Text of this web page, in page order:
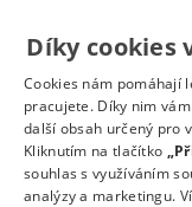
Technika a
Tvůrčí práce a design
Výroba
Vzdělávání a školství
Zdravotnictví
Zemědělství,
Díky cookies
Cookies nám pomáhají
pracujete. Díky nim
další obsah určený pro
Kliknutím na tlačítko
souhlas s využíváním
analýzy a marketingu.